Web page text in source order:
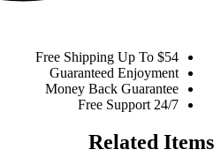
Free Shipping Up To $54
Guaranteed Enjoyment
Money Back Guarantee
Free Support 24/7
Related Items